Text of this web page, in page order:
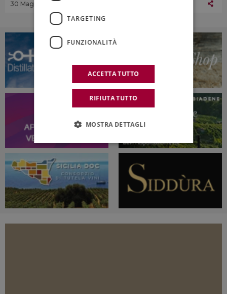
30 Maggio 2014
TARGETING
FUNZIONALITÀ
ACCETTA TUTTO
RIFIUTA TUTTO
MOSTRA DETTAGLI